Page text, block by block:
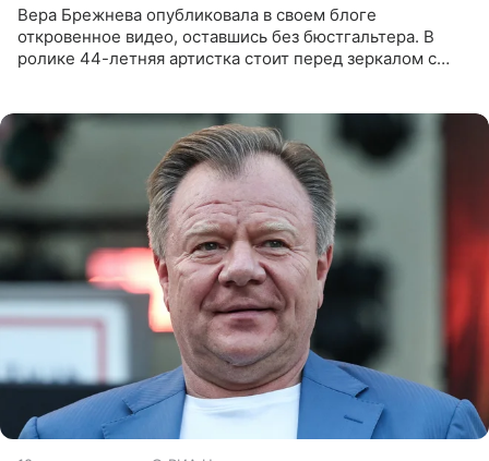
Вера Брежнева опубликовала в своем блоге
откровенное видео, оставшись без бюстгальтера. В
ролике 44-летняя артистка стоит перед зеркалом с